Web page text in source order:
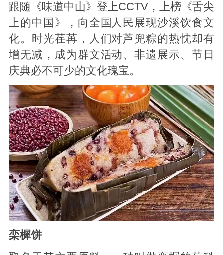
跟随《味道中山》登上CCTV，上榜《舌尖
上的中国》，向全国人民展现沙溪饮食文
化。时光荏苒，人们对芦兜粽的热忱却有
增无减，成为群文活动、非遗展示、节日
庆典必不可少的文化瑰宝。
栾樨饼